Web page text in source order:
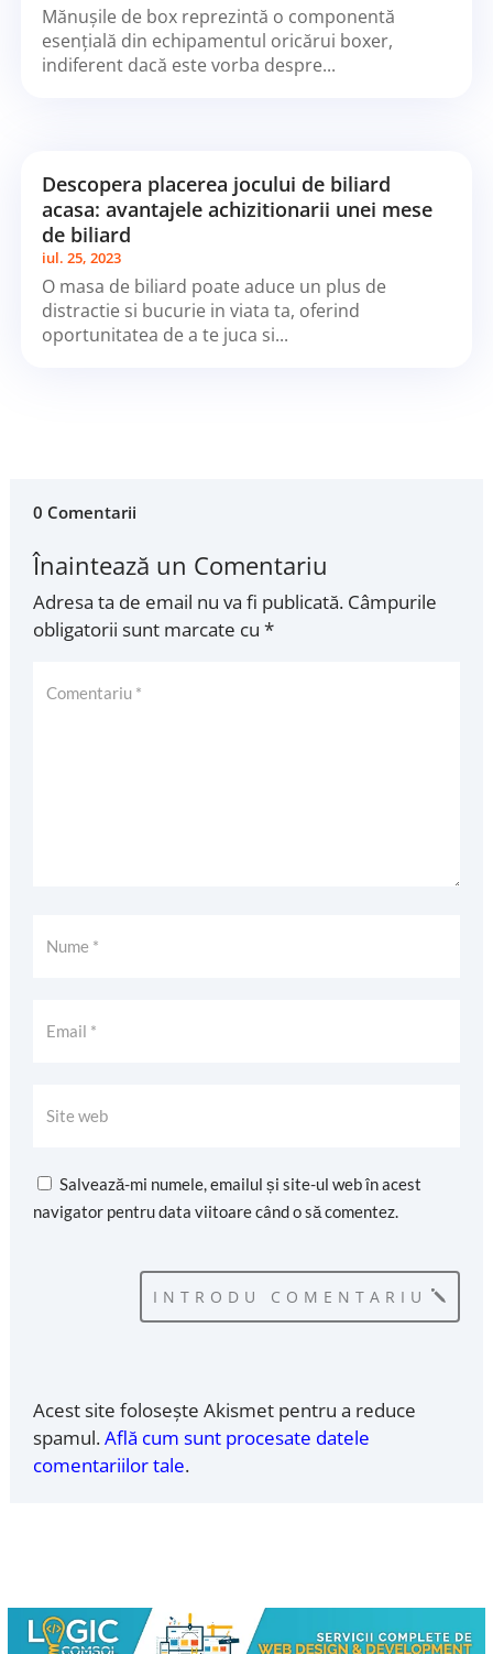
Mănușile de box reprezintă o componentă
esențială din echipamentul oricărui boxer,
indiferent dacă este vorba despre...
Descopera placerea jocului de biliard
acasa: avantajele achizitionarii unei mese
de biliard
iul. 25, 2023
O masa de biliard poate aduce un plus de
distractie si bucurie in viata ta, oferind
oportunitatea de a te juca si...
0 Comentarii
Înaintează un Comentariu
Adresa ta de email nu va fi publicată. Câmpurile
obligatorii sunt marcate cu*
Salvează-mi numele, emailul și site-ul web în acest
navigator pentru data viitoare când o să comentez.
INTRODU COMENTARIU
Acest site folosește Akismet pentru a reduce
spamul.Află cum sunt procesate datele
comentariilor tale.